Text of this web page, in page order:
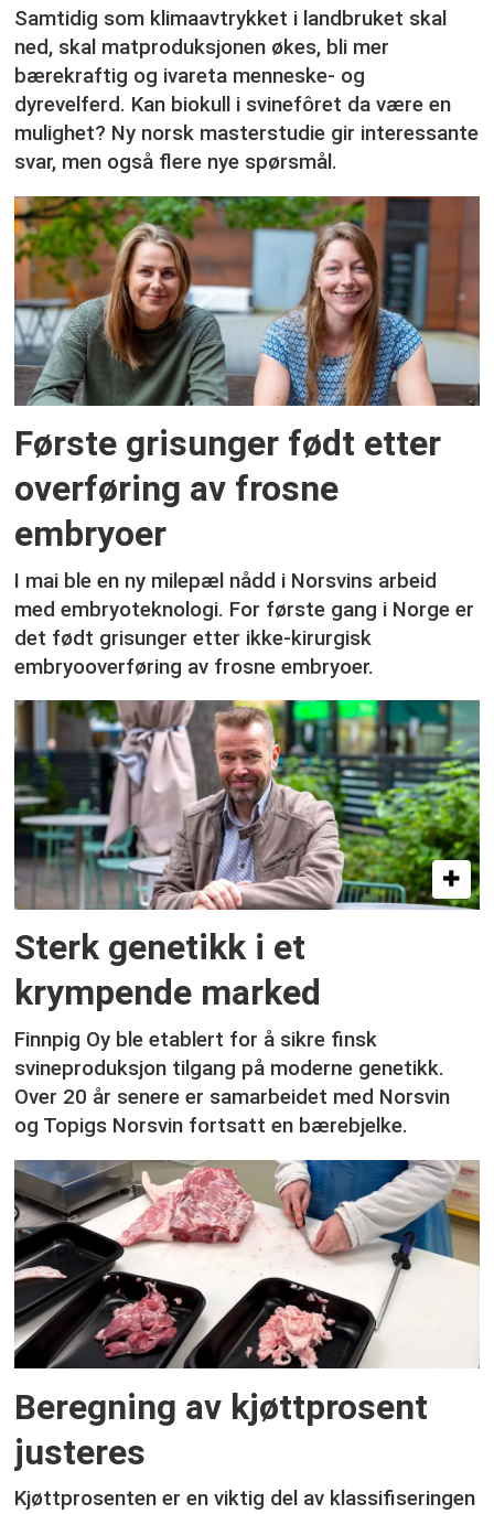
Samtidig som klimaavtrykket i landbruket skal
ned, skal matproduksjonen økes, bli mer
bærekraftig og ivareta menneske- og
dyrevelferd. Kan biokull i svinefôret da være en
mulighet? Ny norsk masterstudie gir interessante
svar, men også flere nye spørsmål.
Første grisunger født etter
overføring av frosne
embryoer
I mai ble en ny milepæl nådd i Norsvins arbeid
med embryoteknologi. For første gang i Norge er
det født grisunger etter ikke-kirurgisk
embryooverføring av frosne embryoer.
Sterk genetikk i et
krympende marked
Finnpig Oy ble etablert for å sikre finsk
svineproduksjon tilgang på moderne genetikk.
Over 20 år senere er samarbeidet med Norsvin
og Topigs Norsvin fortsatt en bærebjelke.
Beregning av kjøttprosent
justeres
Kjøttprosenten er en viktig del av klassifiseringen